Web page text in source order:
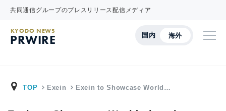
共同通信グループのプレスリリース配信メディア
国内 海外
KYODO NEWS
PRWIRE
TOP Exein Exein to Showcase World…